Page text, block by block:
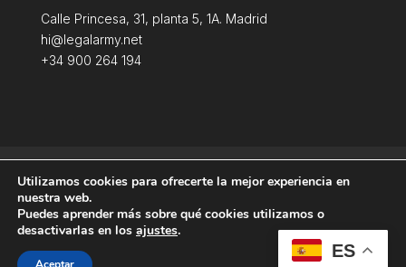
Calle Princesa, 31, planta 5, 1A. Madrid
hi@legalarmy.net
+34 900 264 194
Política de Cookies
ES
Utilizamos cookies para ofrecerte la mejor experiencia en
nuestra web.
Puedes aprender más sobre qué cookies utilizamos o
desactivarlas en los ajustes.